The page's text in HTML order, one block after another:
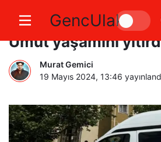
GencUlak
8. kattan düşen 4
Umut yaşamını
Murat Gemici
19 Mayıs 2024, 13:46